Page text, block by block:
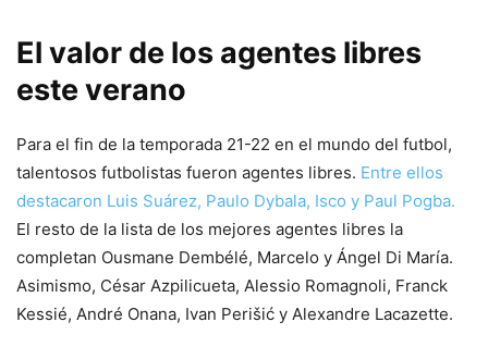
El valor de los agentes libres
este verano
Para el fin de la temporada 21-22 en el mundo del futbol,
talentosos futbolistas fueron agentes libres. Entre ellos
destacaron Luis Suárez, Paulo Dybala, Isco y Paul Pogba.
El resto de la lista de los mejores agentes libres la
completan Ousmane Dembélé, Marcelo y Ángel Di María.
Asimismo, César Azpilicueta, Alessio Romagnoli, Franck
Kessié, André Onana, Ivan Perišić y Alexandre Lacazette.